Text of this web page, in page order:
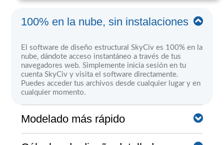
100% en la nube, sin instalaciones
El software de diseño estructural SkyCiv es 100% en la
nube, dándote acceso instantáneo a través de tus
navegadores web. Simplemente inicia sesión en tu
cuenta SkyCiv y visita el software directamente.
Puedes acceder tus archivos desde cualquier lugar y en
cualquier momento.
Modelado más rápido